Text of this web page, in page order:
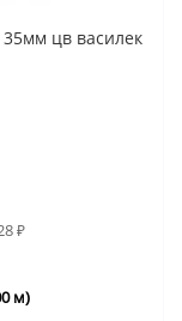
цв василек
₽
м)